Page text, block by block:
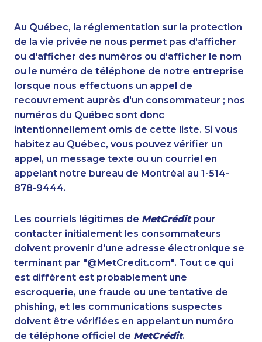
1-438-230-1359
1-437-900-0344
1-778-760-1291
1-438-289-3598
1-647-490-9021
1-780-420-2381
1-438-289-3579
1-438-230-1388
1-902-482-8651
1-250-244-3506
1-416-241-1868
1-780-421-5105
1-780-969-8964
1-780-421-5473
1-416-234-3960
1-418-626-0516
1-905-288-1055
1-587-316-3396
1-514-798-8826
1-778-401-2224
1-438-289-3506
1-587-328-6554
1-587-316-3417
1-647-693-9169
1-250-277-4304
1-587-328-6635
1-778-401-2218
1-778-401-2230
1-902-482-9283
1-587-328-6556
1-587-489-1496
1-587-328-6586
1-647-715-6063
1-418-478-1789
1-506-265-4722
1-416-907-0976
1-250-276-4115
Au Québec, la réglementation sur la protection
de la vie privée ne nous permet pas d'afficher
ou d'afficher des numéros ou d'afficher le nom
ou le numéro de téléphone de notre entreprise
lorsque nous effectuons un appel de
recouvrement auprès d'un consommateur ; nos
numéros du Québec sont donc
intentionnellement omis de cette liste. Si vous
habitez au Québec, vous pouvez vérifier un
appel, un message texte ou un courriel en
appelant notre bureau de Montréal au 1-514-
878-9444.
Les courriels légitimes de MetCréditpour
contacter initialement les consommateurs
doivent provenir d'une adresse électronique se
terminant par "@MetCredit.com". Tout ce qui
est différent est probablement une
escroquerie, une fraude ou une tentative de
phishing, et les communications suspectes
doivent être vérifiées en appelant un numéro
de téléphone officiel de MetCrédit.